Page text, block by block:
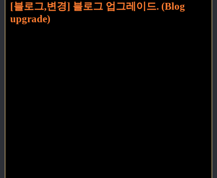
[블로그,변경] 블로그 업그레이드. (Blog
upgrade)